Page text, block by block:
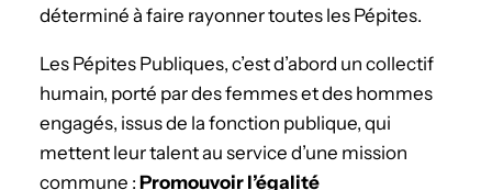
déterminé à faire rayonner toutes les Pépites.
Les Pépites Publiques, c’est d’abord un collectif
humain, porté par des femmes et des hommes
engagés, issus de la fonction publique, qui
mettent leur talent au service d’une mission
commune : Promouvoir l’égalité